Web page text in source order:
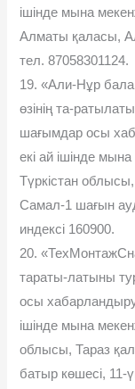
ішінде мына
Алматы қаласы,
тел. 87058301124.
19. «Али-Нұр
өзінің та-
шағымдар осы
екі ай ішінде
Түркістан
Самал-1 шағын
индексі 160900.
20.
тараты-латыны
осы
ішінде мына
облысы, Тараз
батыр көшесі, 11-